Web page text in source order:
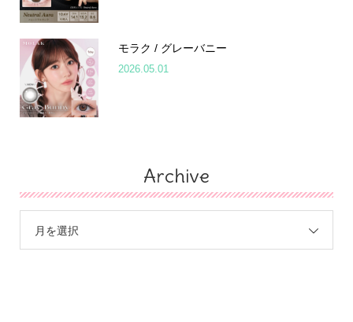
モラク / グレーバニー
2026.05.01
Archive
月を選択